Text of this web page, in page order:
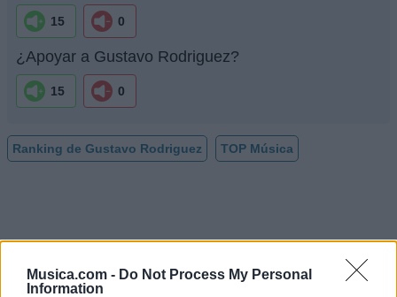
Musica.com - Do Not Process My Personal
Information
15 0
¿Apoyar a Gustavo Rodriguez?
15 0
Ranking de Gustavo Rodriguez TOP Música